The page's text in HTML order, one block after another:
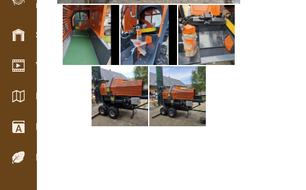
Evidencia dreva v teréne
Skladové hospodárstvo
Video showroom
Katalógy / Brožúry
Drevársky slovník
Dreviny